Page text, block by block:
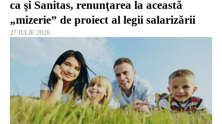
ca şi Sanitas, renunţarea la această
„mizerie” de proiect al legii salarizării
27 IULIE 2026